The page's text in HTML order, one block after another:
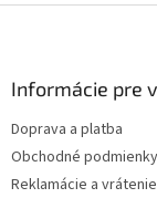
Informácie pre
Doprava a platba
Obchodné podmienky
Reklamácie a